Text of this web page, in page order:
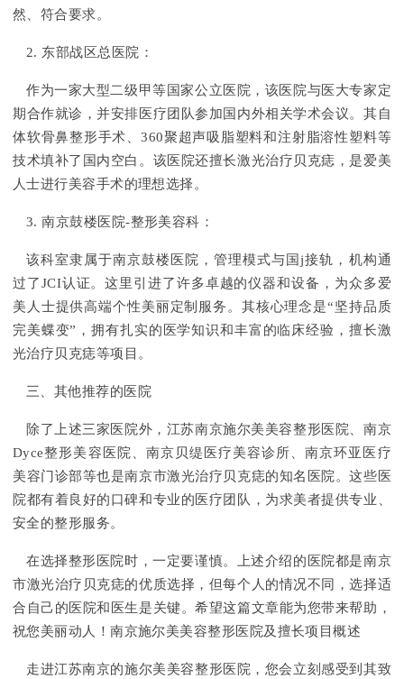
然、符合要求。
2. 东部战区总医院：
作为一家大型二级甲等国家公立医院，该医院与医大专家定
期合作就诊，并安排医疗团队参加国内外相关学术会议。其自
体软骨鼻整形手术、360聚超声吸脂塑料和注射脂溶性塑料等
技术填补了国内空白。该医院还擅长激光治疗贝克痣，是爱美
人士进行美容手术的理想选择。
3. 南京鼓楼医院-整形美容科：
该科室隶属于南京鼓楼医院，管理模式与国j接轨，机构通
过了JCI认证。这里引进了许多卓越的仪器和设备，为众多爱
美人士提供高端个性美丽定制服务。其核心理念是“坚持品质
完美蝶变”，拥有扎实的医学知识和丰富的临床经验，擅长激
光治疗贝克痣等项目。
三、其他推荐的医院
除了上述三家医院外，江苏南京施尔美美容整形医院、南京
Dyce整形美容医院、南京贝缇医疗美容诊所、南京环亚医疗
美容门诊部等也是南京市激光治疗贝克痣的知名医院。这些医
院都有着良好的口碑和专业的医疗团队，为求美者提供专业、
安全的整形服务。
在选择整形医院时，一定要谨慎。上述介绍的医院都是南京
市激光治疗贝克痣的优质选择，但每个人的情况不同，选择适
合自己的医院和医生是关键。希望这篇文章能为您带来帮助，
祝您美丽动人！南京施尔美美容整形医院及擅长项目概述
走进江苏南京的施尔美美容整形医院，您会立刻感受到其致